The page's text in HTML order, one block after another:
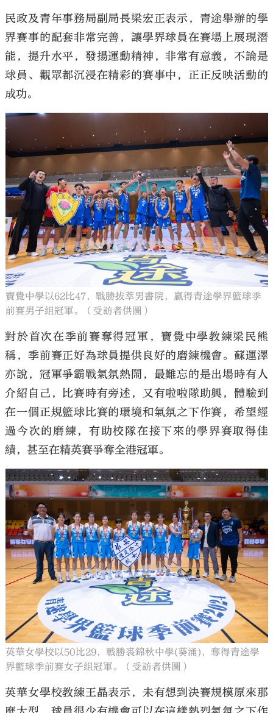
民政及青年事務局副局長梁宏正表示，青途舉辦的學
界賽事的配套非常完善，讓學界球員在賽場上展現潛
能，提升水平，發揚運動精神，非常有意義，不論是
球員、觀眾都沉浸在精彩的賽事中，正正反映活動的
成功。
寶覺中學以62比47，戰勝拔萃男書院，贏得青途學界籃球季
前賽男子組冠軍。（受訪者供圖）
對於首次在季前賽奪得冠軍，寶覺中學教練梁民熊
稱，季前賽正好為球員提供良好的磨練機會。蘇運澤
亦說，冠軍爭霸戰氣氛熱鬧，最難忘的是出場時有人
介紹自己，比賽時有旁述，又有啦啦隊助興，體驗到
在一個正規籃球比賽的環境和氣氛之下作賽，希望經
過今次的磨練，有助校隊在接下來的學界賽取得佳
績，甚至在精英賽爭奪全港冠軍。
英華女學校以50比29，戰勝裘錦秋中學(葵涌)，奪得青途學
界籃球季前賽女子組冠軍。（受訪者供圖）
英華女學校教練王晶表示，未有想到決賽規模原來那